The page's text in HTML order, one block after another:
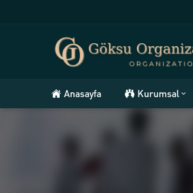
Anasayfa Kurumsal